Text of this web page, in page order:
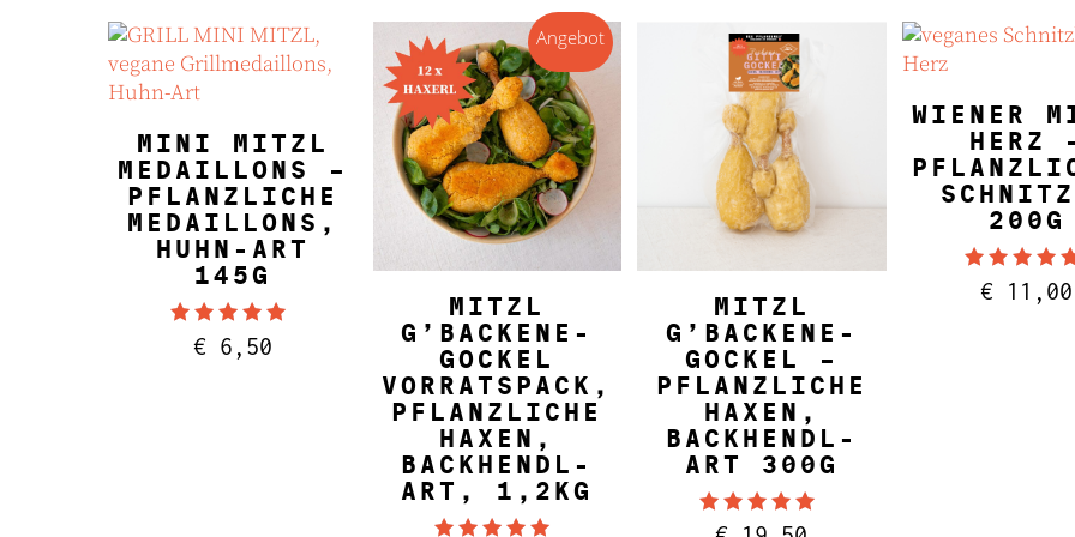
€ 78,00
€ 72,00.
€ 30,00.
IN DEN WARENKORB
MINI MITZL
MEDAILLONS –
PFLANZLICHE
MEDAILLONS,
HUHN-ART
145G
Bewertet mit
4.83
€ 6,50
Angebot
IN DEN WARENKORB
MITZL
G’BACKENE-
GOCKEL
VORRATSPACK,
PFLANZLICHE
HAXEN,
BACKHENDL-
ART, 1,2KG
IN DEN WARENKORB
MITZL
G’BACKENE-
GOCKEL –
PFLANZLICHE
HAXEN,
BACKHENDL-
ART 300G
Bewertet mit
IN DEN
WIENER
HERZ
200G
5.00
€ 11,00